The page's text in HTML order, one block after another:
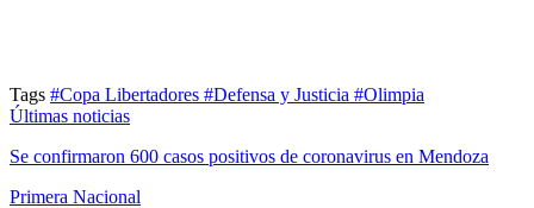
Tags #Copa Libertadores #Defensa y Justicia #Olimpia
Últimas noticias
Se confirmaron 600 casos positivos de coronavirus en Mendoza
Primera Nacional